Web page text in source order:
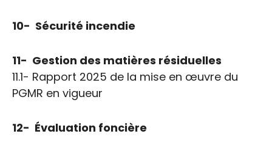
10- Sécurité incendie
11- Gestion des matières résiduelles
11.1- Rapport 2025 de la mise en œuvre du
PGMR en vigueur
12- Évaluation foncière